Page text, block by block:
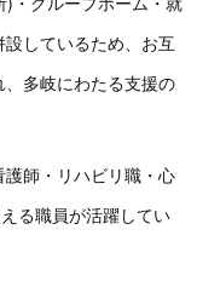
しているため、お互
多岐にわたる支援の
師・リハビリ職・心
る職員が活躍してい